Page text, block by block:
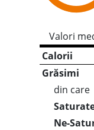
Valori
Calorii
Grăsimi
din care
Ne-